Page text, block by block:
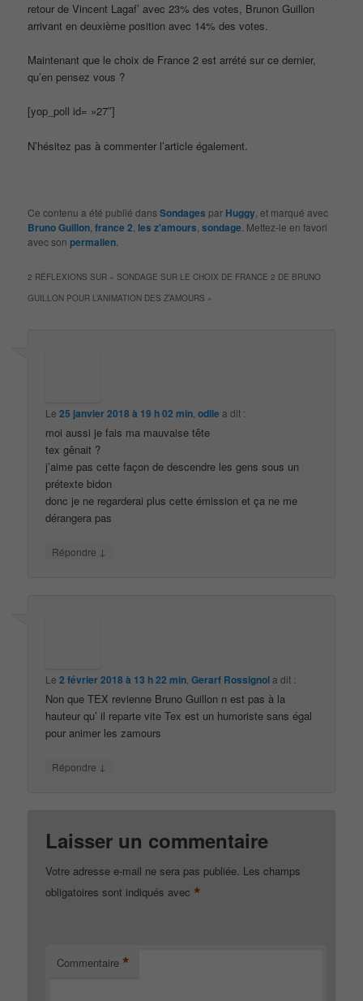
retour de Vincent Lagaf’ avec 23% des votes, Brunon Guillon
arrivant en deuxième position avec 14% des votes.
Maintenant que le choix de France 2 est arrété sur ce dernier,
qu’en pensez vous ?
[yop_poll id= »27″]
N’hésitez pas à commenter l’article également.
Ce contenu a été publié dansSondages par Huggy , et marqué avec
Bruno Guillon ,france 2 les z'amours ,sondage . Mettez-le en favori
avec sonpermalien
2 RÉFLEXIONS SUR « SONDAGE SUR LE CHOIX DE FRANCE 2 DE BRUNO
GUILLON POUR L’ANIMATION DES Z’AMOURS »
Le25 janvier 2018 à 19 h 02 min ,odile a dit :
moi aussi je fais ma mauvaise tête
tex gênait ?
j’aime pas cette façon de descendre les gens sous un
prétexte bidon
donc je ne regarderai plus cette émission et ça ne me
dérangera pas
Répondre ↓
Le2 février 2018 à 13 h 22 min ,Gerarf Rossignola dit :
Non que TEX revienne Bruno Guillon n est pas à la
hauteur qu’ il reparte vite Tex est un humoriste sans égal
pour animer les zamours
Répondre ↓
Laisser un commentaire
Votre adresse e-mail ne sera pas publiée. Les champs
obligatoires sont indiqués avec *
Commentaire *